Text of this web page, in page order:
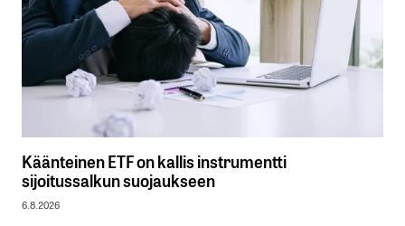
Käänteinen ETF on kallis instrumentti
sijoitussalkun suojaukseen
6.8.2026